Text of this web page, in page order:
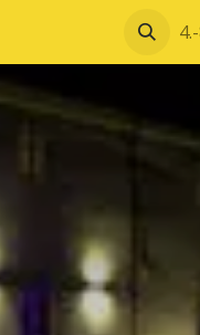
Blätterkatalog